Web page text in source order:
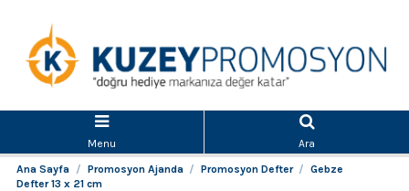
Menu
Ara
Ana Sayfa
Promosyon Ajanda Promosyon Defter
Gebze
Defter 13 x 21 cm